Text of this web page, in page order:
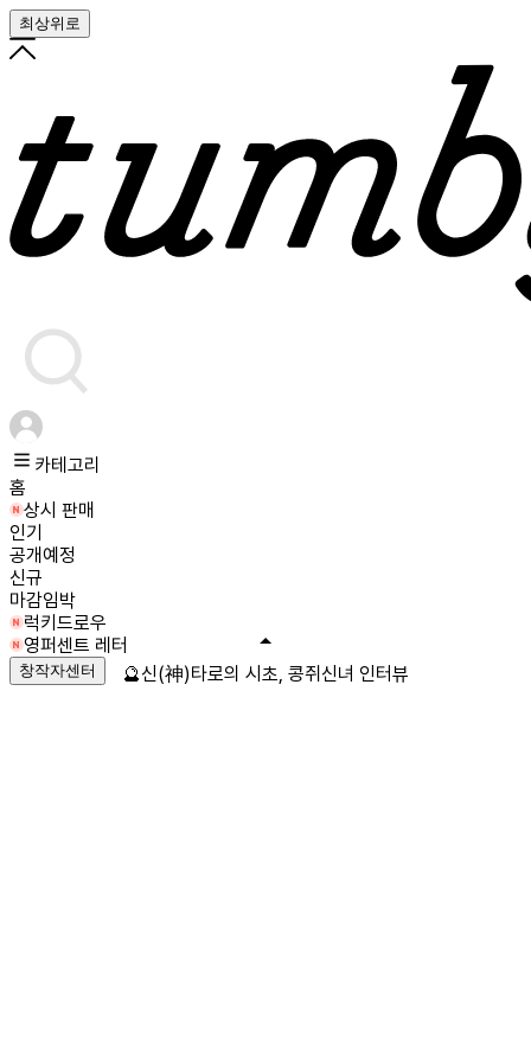
최상위로
카테고리
홈
상시 판매
인기
공개예정
신규
마감임박
럭키드로우
영퍼센트 레터
창작자센터 🔮신(神)타로의 시초, 콩쥐신녀 인터뷰